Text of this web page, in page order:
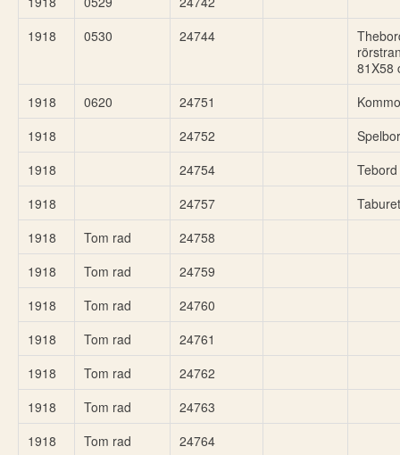
1918
0530 24744
81X58
1918
0620 24751
1918
24752
1918
24754
Tebord
1918
24757
1918
Tom rad
24758
1918
Tom rad
24759
1918
Tom rad
24760
1918
Tom rad
24761
1918
Tom rad
24762
1918
Tom rad
24763
1918
Tom rad
24764